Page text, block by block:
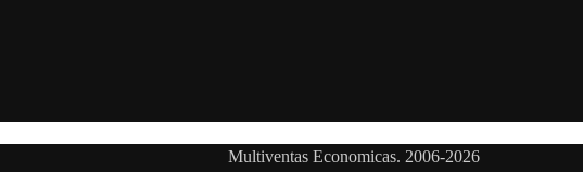
Multiventas Economicas. 2006-2026